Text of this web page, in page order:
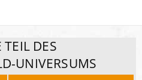
TEIL DES
UNIVERSUMS